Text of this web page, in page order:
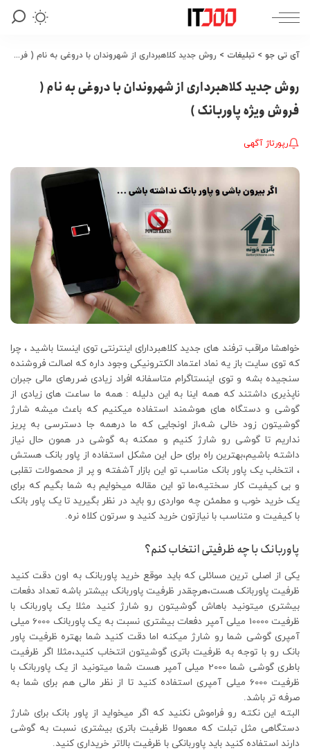
آی تی جو > تبلیغات > روش جدید کلاهبرداری از شهروندان با دروغی به نام ( فروش ویژه پاوربانک )
روش جدید کلاهبرداری از شهروندان با دروغی به نام (
فروش ویژه پاوربانک )
رپورتاژ آگهی
خواهشا مراقب ترفند های جدید کلاهبردارای اینترنتی توی اینستا باشید ، چرا
که توی سایت باز یه نماد اعتماد الکترونیکی وجود داره که اصالت فروشنده
سنجیده بشه و توی اینستاگرام متاسفانه افراد زیادی ضررهای مالی جبران
ناپذیری داشتند که همه اینا به این دلیله : همه ما ساعت های زیادی از
گوشی و دستگاه های هوشمند استفاده میکنیم که باعث میشه شارژ
گوشیتون زود خالی شه،از اونجایی که ما درهمه جا دسترسی به پریز
نداریم تا گوشی رو شارژ کنیم و ممکنه به گوشی در همون حال نیاز
داشته باشیم،بهترین راه برای حل این مشکل استفاده از پاور بانک هستش
، انتخاب یک پاور بانک مناسب تو این بازار آشفته و پر از محصولات تقلبی
و بی کیفیت کار سختیه،ما تو این مقاله میخوایم به شما بگیم که برای
یک خرید خوب و مطمئن چه مواردی رو باید در نظر بگیرید تا یک پاور بانک
با کیفیت و متناسب با نیازتون خرید کنید و سرتون کلاه نره.
پاوربانک با چه ظرفیتی انتخاب کنم؟
یکی از اصلی ترین مسائلی که باید موقع خرید پاوربانک به اون دقت کنید
ظرفیت پاوربانک هست،هرچقدر ظرفیت پاوربانک بیشتر باشه تعداد دفعات
بیشتری میتونید باهاش گوشیتون رو شارژ کنید مثلا یک پاوربانک با
ظرفیت 10000 میلی آمپر دفعات بیشتری نسبت به یک پاوربانک 6000 میلی
آمپری گوشی شما رو شارژ میکنه اما دقت کنید شما بهتره ظرفیت پاور
بانک رو با توجه به ظرفیت باتری گوشیتون انتخاب کنید،مثلا اگر ظرفیت
باطری گوشی شما 2000 میلی آمپر هست شما میتونید از یک پاوربانک با
ظرفیت 6000 میلی آمپری استفاده کنید تا از نظر مالی هم برای شما به
صرفه تر باشد.
البته این نکته رو فراموش نکنید که اگر میخواید از پاور بانک برای شارژ
دستگاهی مثل تبلت که معمولا ظرفیت باتری بیشتری نسبت به گوشی
دارند استفاده کنید باید پاوربانکی با ظرفیت بالاتر خریداری کنید.